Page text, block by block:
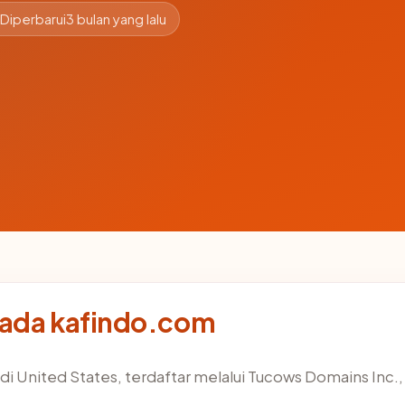
Diperbarui3 bulan yang lalu
kafindo.com
United States, terdaftar melalui Tucows Domains Inc.,